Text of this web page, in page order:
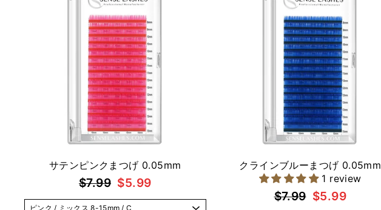
サテンピンクまつげ 0.05mm
通
常
$7.99 セ
ー
$5.99
クラインブルーまつげ 0.05mm
1 review
通
$7.99 セ
$5.99